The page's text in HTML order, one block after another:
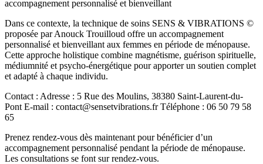
accompagnement personnalisé et bienveillant
Dans ce contexte, la technique de soins SENS & VIBRATIONS ©
proposée par Anouck Trouilloud offre un accompagnement
personnalisé et bienveillant aux femmes en période de ménopause.
Cette approche holistique combine magnétisme, guérison spirituelle,
médiumnité et psycho-énergétique pour apporter un soutien complet
et adapté à chaque individu.
Contact : Adresse : 5 Rue des Moulins, 38380 Saint-Laurent-du-
Pont E-mail : contact@sensetvibrations.fr Téléphone : 06 50 79 58
65
Prenez rendez-vous dès maintenant pour bénéficier d’un
accompagnement personnalisé pendant la période de ménopause.
Les consultations se font sur rendez-vous.